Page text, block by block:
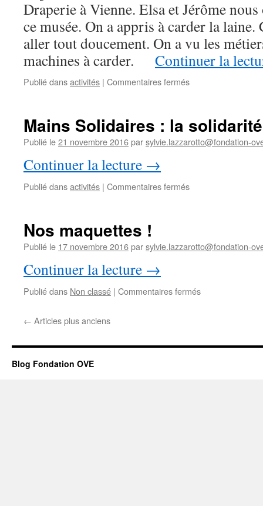
Draperie à Vienne. Elsa et Jérôme
ce musée. On a appris à carder la
aller tout doucement. On a vu les
machines à carder. Continuer la
Publié dansactivités | Commentaires ferméssur
de
la
designers
Mains Solidaires : la
Publié le21 novembre 2016parsylvie.lazzarotto@fondation-
Continuer la lecture →
Publié dansactivités | Commentaires ferméssur
solidarité
Nos maquettes !
Publié le 17 novembre 2016parsylvie.lazzarotto@fondation-
Continuer la lecture →
Publié dans Non classé | Commentaires ferméssur
← Articles plus anciens
Blog Fondation OVE